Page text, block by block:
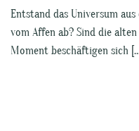
Entstand das Universum
vom Affen ab? Sind die
Moment beschäftigen sich